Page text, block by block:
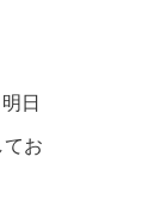
日
お